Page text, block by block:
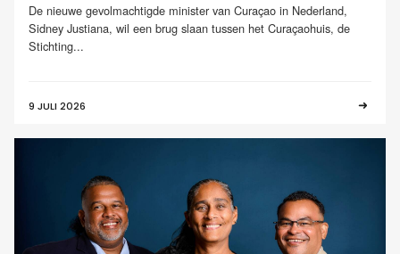
De nieuwe gevolmachtigde minister van Curaçao in Nederland,
Sidney Justiana, wil een brug slaan tussen het Curaçaohuis, de
Stichting...
9 JULI 2026